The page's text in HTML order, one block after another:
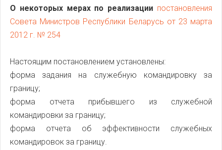
О некоторых мерах по реализации постановления
Совета Министров Республики Беларусь от 23 марта
2012 г. № 254
Настоящим постановлением установлены:
форма задания на служебную командировку за
границу;
форма отчета прибывшего из служебной
командировки за границу;
форма отчета об эффективности служебных
командировок за границу.